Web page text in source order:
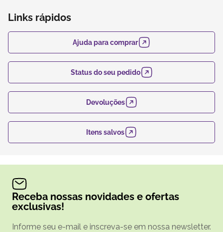
Links rápidos
Ajuda para comprar
Status do seu pedido
Devoluções
Itens salvos
Receba nossas novidades e ofertas
exclusivas!
Informe seu e-mail e inscreva-se em nossa newsletter.